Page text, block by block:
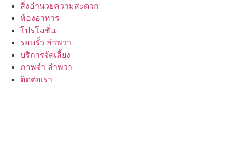
สิ่งอำนวยความสะดวก
ห้องอาหาร
โปรโมชั่น
รอบรั้ว ลำพวา
บริการจัดเลี้ยง
ภาพจำ ลำพวา
ติดต่อเรา